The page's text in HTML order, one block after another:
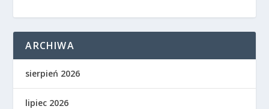
ARCHIWA
sierpień 2026
lipiec 2026